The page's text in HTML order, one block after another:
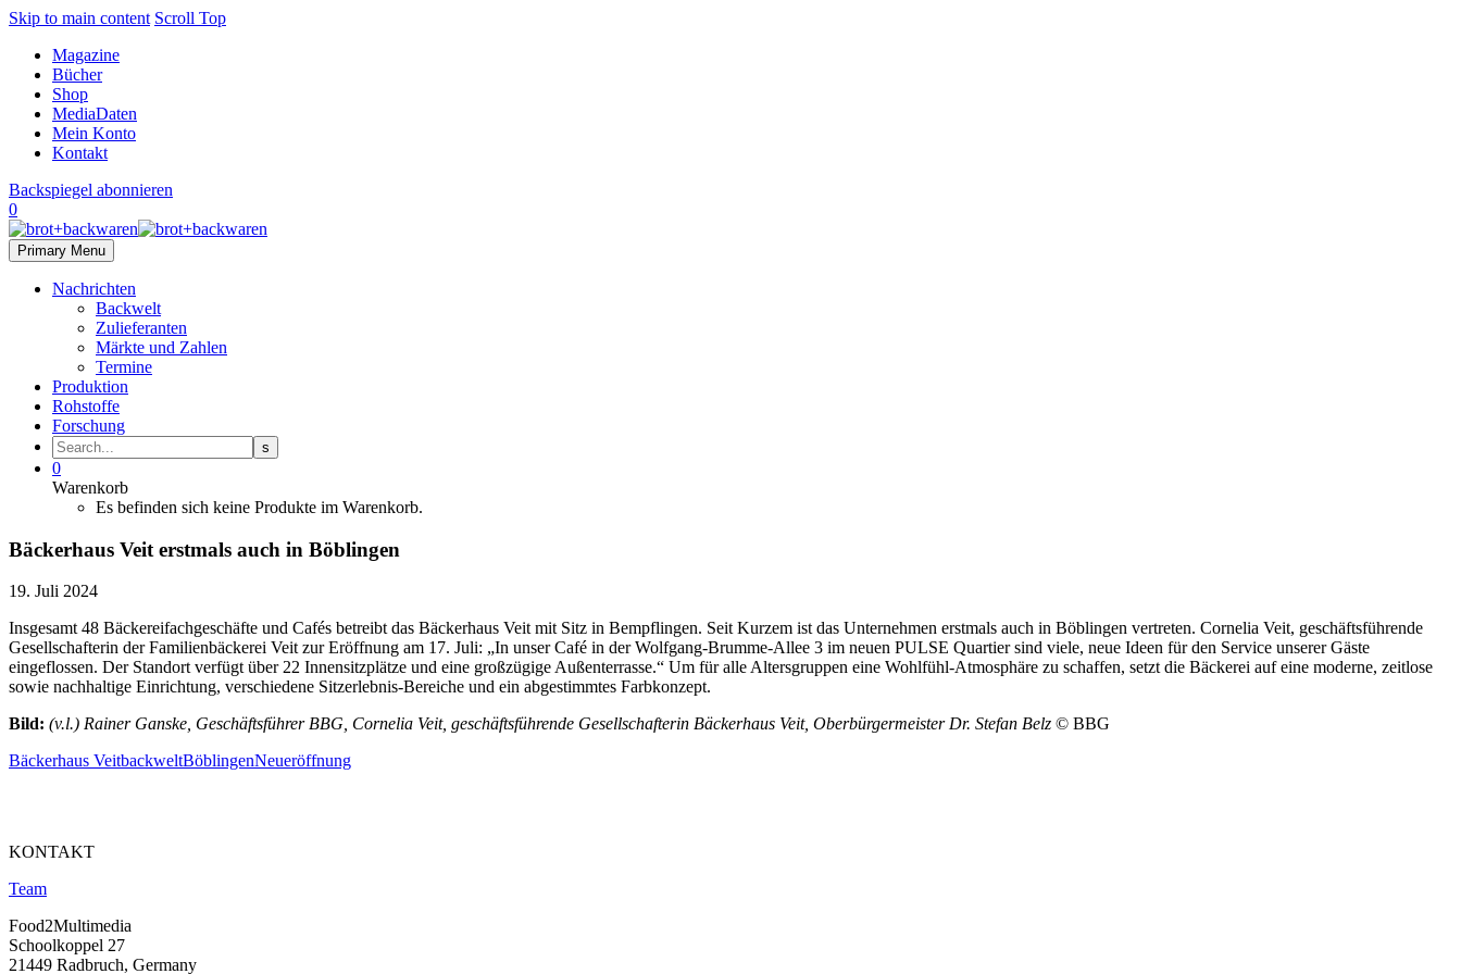
Skip to main content Scroll Top
Magazine
Bücher
Shop
MediaDaten
Mein Konto
Kontakt
Backspiegel abonnieren
0
Primary Menu
Nachrichten
Backwelt
Zulieferanten
Märkte und Zahlen
Termine
Produktion
Rohstoffe
Forschung
0
Warenkorb
Es befinden sich keine Produkte im Warenkorb.
Bäckerhaus Veit erstmals auch in Böblingen
19. Juli 2024
Insgesamt 48 Bäckereifachgeschäfte und Cafés betreibt das Bäckerhaus Veit mit Sitz in Bempflingen. Seit Kurzem ist das Unternehmen erstmals auch in Böblingen vertreten. Cornelia Veit, geschäftsführende
Gesellschafterin der Familienbäckerei Veit zur Eröffnung am 17. Juli: „In unser Café in der Wolfgang-Brumme-Allee 3 im neuen PULSE Quartier sind viele, neue Ideen für den Service unserer Gäste
eingeflossen. Der Standort verfügt über 22 Innensitzplätze und eine großzügige Außenterrasse.“ Um für alle Altersgruppen eine Wohlfühl-Atmosphäre zu schaffen, setzt die Bäckerei auf eine moderne, zeitlose
sowie nachhaltige Einrichtung, verschiedene Sitzerlebnis-Bereiche und ein abgestimmtes Farbkonzept.
Bild: (v.l.) Rainer Ganske, Geschäftsführer BBG, Cornelia Veit, geschäftsführende Gesellschafterin Bäckerhaus Veit, Oberbürgermeister Dr. Stefan Belz © BBG
Bäckerhaus VeitbackweltBöblingenNeueröffnung
KONTAKT
Team
Food2Multimedia
Schoolkoppel 27
21449 Radbruch, Germany